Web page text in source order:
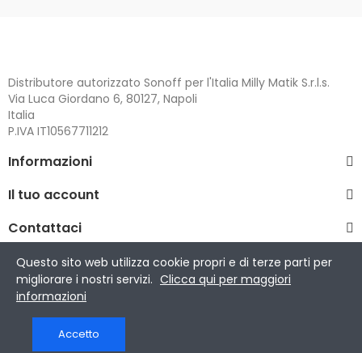
Distributore autorizzato Sonoff per l'Italia Milly Matik S.r.l.s.
Via Luca Giordano 6, 80127, Napoli
Italia
P.IVA IT10567711212
Informazioni
Il tuo account
Contattaci
Sonoff è un marchio registrato di ITEAD Intelligent Systems
Questo sito web utilizza cookie propri e di terze parti per
migliorare i nostri servizi. Clicca qui per maggiori
informazioni
Accetto